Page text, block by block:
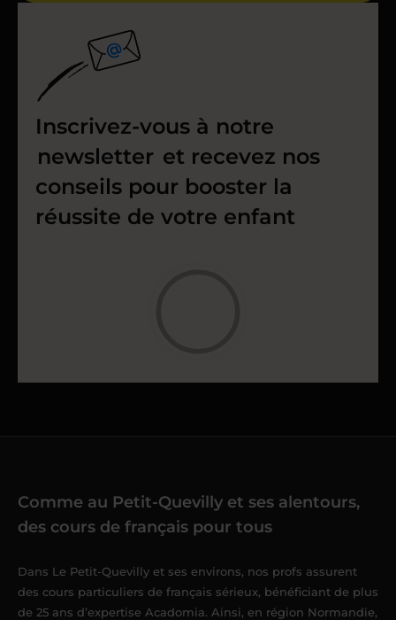
Inscrivez-vous à notre
newsletter et recevez nos
conseils pour booster la
réussite de votre enfant
Comme au Petit-Quevilly et ses alentours,
des cours de français pour tous
Dans Le Petit-Quevilly et ses environs, nos profs assurent
des cours particuliers de français sérieux, bénéficiant de plus
de 25 ans d’expertise Acadomia. Ainsi, en région Normandie,